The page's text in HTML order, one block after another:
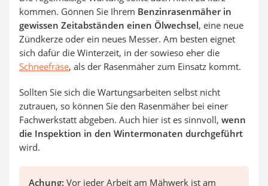
kommen. Gönnen Sie Ihrem Benzinrasenmäher in
gewissen Zeitabständen einen Ölwechsel, eine neue
Zündkerze oder ein neues Messer. Am besten eignet
sich dafür die Winterzeit, in der sowieso eher die
Schneefräse, als der Rasenmäher zum Einsatz kommt.
Sollten Sie sich die Wartungsarbeiten selbst nicht
zutrauen, so können Sie den Rasenmäher bei einer
Fachwerkstatt abgeben. Auch hier ist es sinnvoll, wenn
die Inspektion in den Wintermonaten durchgeführt
wird.
Achung: Vor jeder Arbeit am Mähwerk ist am